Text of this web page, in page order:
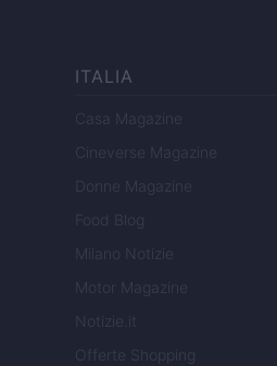
ITALIA
Casa Magazine
Cineverse Magazine
Donne Magazine
Food Blog
Milano Notizie
Motor Magazine
Notizie.it
Offerte Shopping